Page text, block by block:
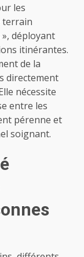
les
terrain
», déployant
itinérantes.
de la
directement
nécessite
entre les
pérenne et
soignant.